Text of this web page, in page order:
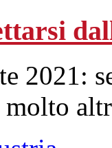
2021:
molto